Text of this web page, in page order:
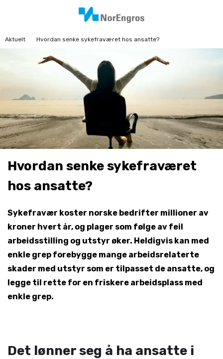
Aktuelt Hvordan senke sykefraværet hos ansatte?
Hvordan senke sykefraværet
hos ansatte?
Sykefravær koster norske bedrifter millioner av
kroner hvert år, og plager som følge av feil
arbeidsstilling og utstyr øker. Heldigvis kan med
enkle grep forebygge mange arbeidsrelaterte
skader med utstyr som er tilpasset de ansatte, og
legge til rette for en friskere arbeidsplass med
enkle grep.
Det lønner seg å ha ansatte i